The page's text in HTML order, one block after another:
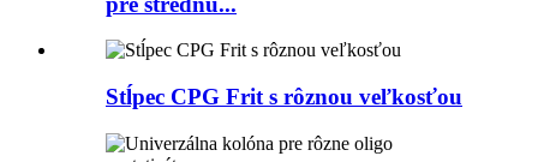
Stĺpec CPG Frit s rôznou veľkosťou